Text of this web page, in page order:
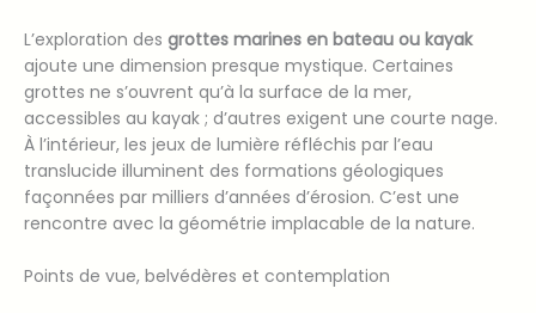
L’exploration des grottes marines en bateau ou kayak
ajoute une dimension presque mystique. Certaines
grottes ne s’ouvrent qu’à la surface de la mer,
accessibles au kayak ; d’autres exigent une courte nage.
À l’intérieur, les jeux de lumière réfléchis par l’eau
translucide illuminent des formations géologiques
façonnées par milliers d’années d’érosion. C’est une
rencontre avec la géométrie implacable de la nature.
Points de vue, belvédères et contemplation